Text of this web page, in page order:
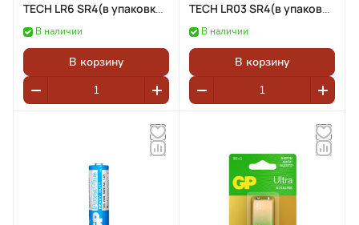
TECH LR6 SR4(в упаковке
4шт)В наличии
В корзину
TECH LR03 SR4(в упаковке
4шт)В наличии
В корзину